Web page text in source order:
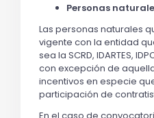
Personas
Las personas naturales
vigente con la entidad
sea la SCRD, IDARTES,
con excepción de
incentivos en especie
participación de